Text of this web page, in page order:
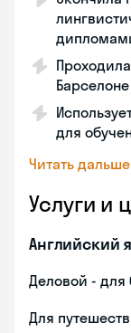
Барселоне
для
Читать дальше
Услуги и
Английский
Деловой - для
Для